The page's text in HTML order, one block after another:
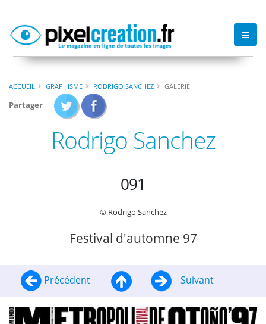
ACCUEIL GRAPHISME RODRIGO SANCHEZ GALERIE
Partager
Rodrigo Sanchez
091
© Rodrigo Sanchez
Festival d'automne 97
Précédent Suivant